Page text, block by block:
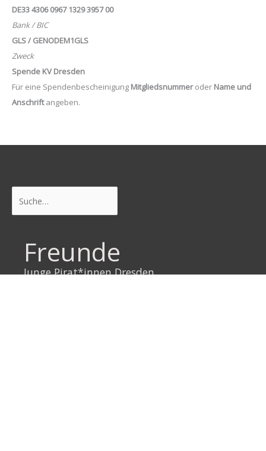
DE33 4306 0967 1329 3957 00
Bank / BIC
GLS / GENODEM1GLS
Zweck
Spende KV Dresden
Für eine Spendenbescheinigung Mitgliedsnummeroder Name und
Anschriftangeben.
Freunde
Junge Pirat*innen Dresden